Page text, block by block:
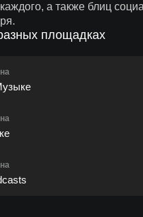
а также блиц
площадках